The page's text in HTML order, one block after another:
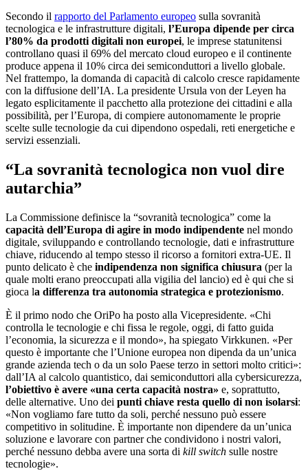
Secondo il rapporto del Parlamento europeo sulla sovranità
tecnologica e le infrastrutture digitali, l’Europa dipende per circa
l’80% da prodotti digitali non europei, le imprese statunitensi
controllano quasi il 69% del mercato cloud europeo e il continente
produce appena il 10% circa dei semiconduttori a livello globale.
Nel frattempo, la domanda di capacità di calcolo cresce rapidamente
con la diffusione dell’IA. La presidente Ursula von der Leyen ha
legato esplicitamente il pacchetto alla protezione dei cittadini e alla
possibilità, per l’Europa, di compiere autonomamente le proprie
scelte sulle tecnologie da cui dipendono ospedali, reti energetiche e
servizi essenziali.
“La sovranità tecnologica non vuol dire
autarchia”
La Commissione definisce la “sovranità tecnologica” come la
capacità dell’Europa di agire in modo indipendente nel mondo
digitale, sviluppando e controllando tecnologie, dati e infrastrutture
chiave, riducendo al tempo stesso il ricorso a fornitori extra-UE. Il
punto delicato è che indipendenza non significa chiusura (per la
quale molti erano preoccupati alla vigilia del lancio) ed è qui che si
gioca la differenza tra autonomia strategica e protezionismo.
È il primo nodo che OriPo ha posto alla Vicepresidente. «Chi
controlla le tecnologie e chi fissa le regole, oggi, di fatto guida
l’economia, la sicurezza e il mondo», ha spiegato Virkkunen. «Per
questo è importante che l’Unione europea non dipenda da un’unica
grande azienda tech o da un solo Paese terzo in settori molto critici»:
dall’IA al calcolo quantistico, dai semiconduttori alla cybersicurezza,
l’obiettivo è avere «una certa capacità nostra» e, soprattutto,
delle alternative. Uno dei punti chiave resta quello di non isolarsi:
«Non vogliamo fare tutto da soli, perché nessuno può essere
competitivo in solitudine. È importante non dipendere da un’unica
soluzione e lavorare con partner che condividono i nostri valori,
perché nessuno debba avere una sorta di kill switch sulle nostre
tecnologie».